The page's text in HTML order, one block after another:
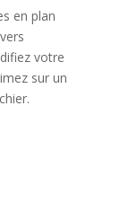
en plan
votre
sur un